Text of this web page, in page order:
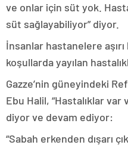
ve onlar için süt yok.
süt sağlayabiliyor” diyor.
İnsanlar hastanelere
koşullarda yayılan
Gazze’nin güneyindeki
Ebu Halil, “Hastalıklar
diyor ve devam ediyor:
“Sabah erkenden dışarı